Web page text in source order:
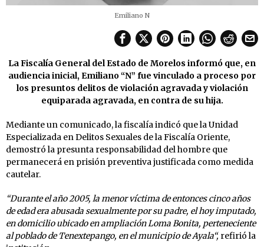
Emiliano N
La Fiscalía General del Estado de Morelos informó que, en
audiencia inicial, Emiliano “N” fue vinculado a proceso por
los presuntos delitos de violación agravada y violación
equiparada agravada, en contra de su hija.
Mediante un comunicado, la fiscalía indicó que la Unidad
Especializada en Delitos Sexuales de la Fiscalía Oriente,
demostró la presunta responsabilidad del hombre que
permanecerá en prisión preventiva justificada como medida
cautelar.
“Durante el año 2005, la menor víctima de entonces cinco años
de edad era abusada sexualmente por su padre, el hoy imputado,
en domicilio ubicado en ampliación Loma Bonita, perteneciente
al poblado de Tenextepango, en el municipio de Ayala“, refirió la